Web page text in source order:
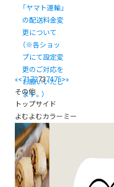
「ヤマト運輸」
の配送料金変
更について
（※各ショッ
プにて設定変
更のご対応を
お願いいたし
ます。）
«<7172737475>»
その他
トップサイド
よむよむカラーミー